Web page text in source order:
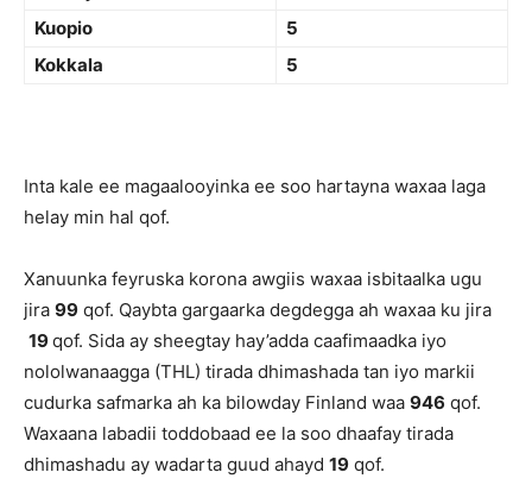
Kuopio
5
Kokkala
5
Inta kale ee magaalooyinka ee soo hartayna waxaa laga
helay min hal qof.
Xanuunka feyruska korona awgiis waxaa isbitaalka ugu
jira 99 qof. Qaybta gargaarka degdegga ah waxaa ku jira
19qof. Sida ay sheegtay hay’adda caafimaadka iyo
nololwanaagga (THL) tirada dhimashada tan iyo markii
cudurka safmarka ah ka bilowday Finland waa 946 qof.
Waxaana labadii toddobaad ee la soo dhaafay tirada
dhimashadu ay wadarta guud ahayd 19 qof.